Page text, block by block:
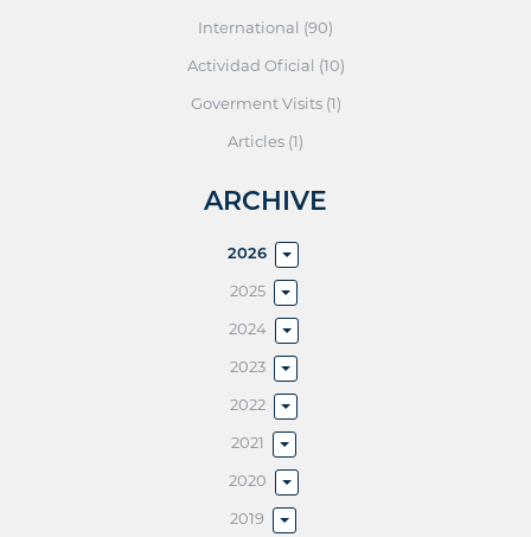
International (90)
Actividad Oficial (10)
Goverment Visits (1)
Articles (1)
ARCHIVE
2026
2025
2024
2023
2022
2021
2020
2019